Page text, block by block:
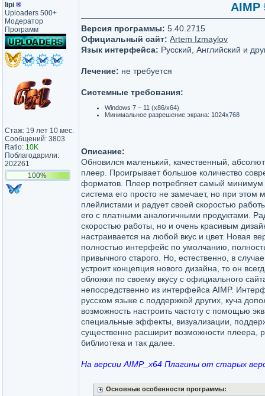
lipi ®
Uploaders 500+
Модератор
Программ
Стаж: 19 лет 10 мес.
Сообщений: 3803
Ratio: 10K
Поблагодарили:
202261
100%
AIMP
Версия программы: 5.40.2715
Официальный сайт: Artem Izmaylov
Язык интерфейса: Русский, Английский и
Лечение: не требуется
Системные требования:
Windows 7 – 11 (x86/x64)
Минимальное разрешение экрана: 1024x768
Описание:
Обновился маленький, качественный,
плеер. Проигрывает большое количество
форматов. Плеер потребляет самый минимум
система его просто не замечает, но при этом
плейлистами и радует своей скоростью
его с платными аналогичными продуктами.
скоростью работы, но и очень красивым
настраивается на любой вкус и цвет. Новая
полностью интерфейс по умолчанию,
привычного старого. Но, естественно, в
устроит концепция нового дизайна, то он
обложки по своему вкусу с официального
непосредственно из интерфейса AIMP.
русском языке с поддержкой других, куча
возможность настроить частоту с помощью
специальные эффекты, визуализации,
существенно расширит возможности плеера,
библиотека и так далее.
На версии AIMP_x64 Плагины от старых
Основные особенности программы: